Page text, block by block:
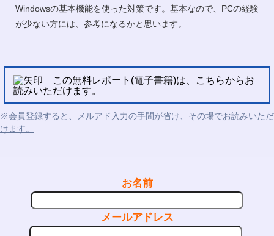
Windowsの基本機能を使った対策です。基本なので、PCの経験
が少ない方には、参考になるかと思います。
この無料レポート(電子書籍)は、こちらからお
読みいただけます。
※会員登録すると、メルアド入力の手間が省け、その場でお読みいただ
けます。
お名前
メールアドレス